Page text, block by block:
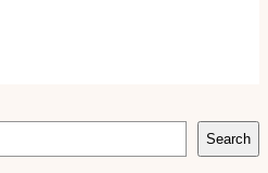
Search